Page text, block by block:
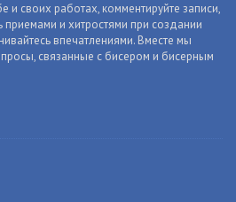
и своих работах, комментируйте записи,
и хитростями при создании
впечатлениями. Вместе мы
связанные с бисером и бисерным